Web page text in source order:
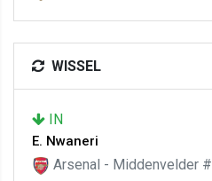
WISSEL
IN
E. Nwaneri
Arsenal - Middenvelder #